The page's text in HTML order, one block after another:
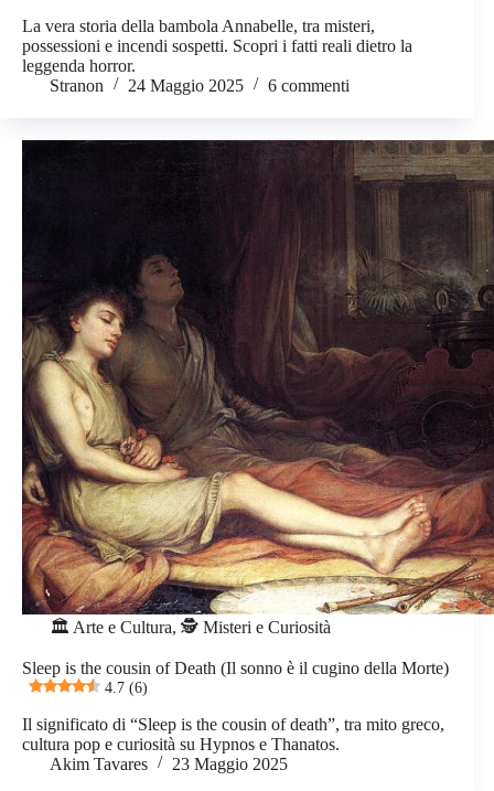
La vera storia della bambola Annabelle, tra misteri,
possessioni e incendi sospetti. Scopri i fatti reali dietro la
leggenda horror.
Stranon
24 Maggio 2025 6 commenti
🏛️ Arte e Cultura, 🕵️ Misteri e Curiosità
Sleep is the cousin of Death (Il sonno è il cugino della Morte)
4.7 (6)
Il significato di “Sleep is the cousin of death”, tra mito greco,
cultura pop e curiosità su Hypnos e Thanatos.
Akim Tavares
23 Maggio 2025